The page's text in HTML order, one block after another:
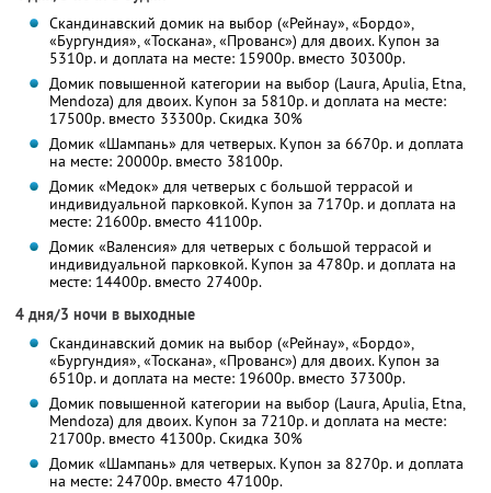
Скандинавский домик на выбор («Рейнау», «Бордо»,
«Бургундия», «Тоскана», «Прованс») для двоих. Купон за
5310р. и доплата на месте: 15900р. вместо 30300р.
Домик повышенной категории на выбор (Laura, Apulia, Etnа,
Mendoza) для двоих. Купон за 5810р. и доплата на месте:
17500р. вместо 33300р. Скидка 30%
Домик «Шампань» для четверых. Купон за 6670р. и доплата
на месте: 20000р. вместо 38100р.
Домик «Медок» для четверых с большой террасой и
индивидуальной парковкой. Купон за 7170р. и доплата на
месте: 21600р. вместо 41100р.
Домик «Валенсия» для четверых с большой террасой и
индивидуальной парковкой. Купон за 4780р. и доплата на
месте: 14400р. вместо 27400р.
4 дня/3 ночи в выходные
Скандинавский домик на выбор («Рейнау», «Бордо»,
«Бургундия», «Тоскана», «Прованс») для двоих. Купон за
6510р. и доплата на месте: 19600р. вместо 37300р.
Домик повышенной категории на выбор (Laura, Apulia, Etnа,
Mendoza) для двоих. Купон за 7210р. и доплата на месте:
21700р. вместо 41300р. Скидка 30%
Домик «Шампань» для четверых. Купон за 8270р. и доплата
на месте: 24700р. вместо 47100р.